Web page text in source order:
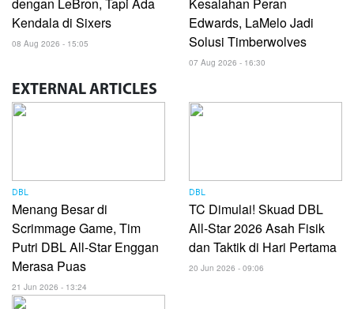
Kendala di Sixers
08 Aug 2026 - 15:05
Edwards, LaMelo Jadi
Solusi Timberwolves
07 Aug 2026 - 16:30
EXTERNAL ARTICLES
DBL
Menang Besar di
Scrimmage Game, Tim
Putri DBL All-Star Enggan
Merasa Puas
21 Jun 2026 - 13:24
DBL
TC Dimulai! Skuad DBL
All-Star 2026 Asah Fisik
dan Taktik di Hari Pertama
20 Jun 2026 - 09:06